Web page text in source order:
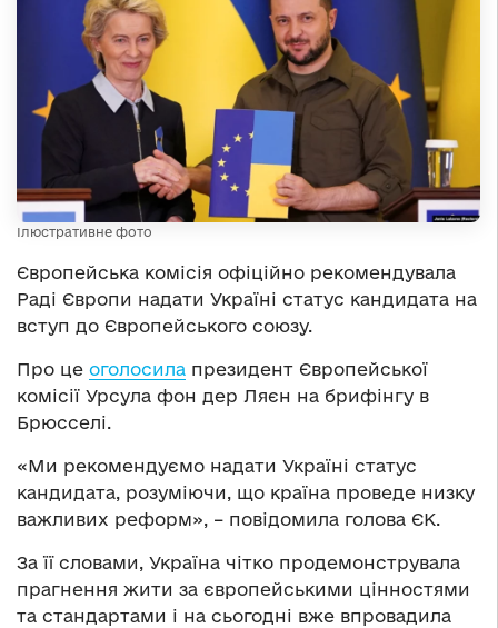
Ілюстративне фото
Європейська комісія офіційно рекомендувала
Раді Європи надати Україні статус кандидата на
вступ до Європейського союзу.
Про це оголосила президент Європейської
комісії Урсула фон дер Ляєн на брифінгу в
Брюсселі.
«Ми рекомендуємо надати Україні статус
кандидата, розуміючи, що країна проведе низку
важливих реформ», – повідомила голова ЄК.
За її словами, Україна чітко продемонструвала
прагнення жити за європейськими цінностями
та стандартами і на сьогодні вже впровадила